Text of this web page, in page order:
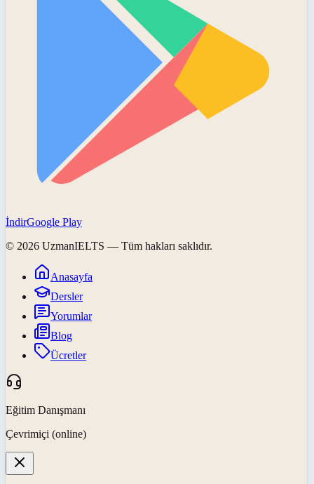
İndirGoogle Play
© 2026 UzmanIELTS — Tüm hakları saklıdır.
Anasayfa
Dersler
Yorumlar
Blog
Ücretler
Eğitim Danışmanı
Çevrimiçi (online)